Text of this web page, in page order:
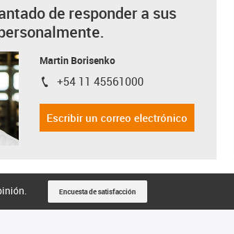
de responder a sus
Martin Borisenko
igus-icon-phone
+54 11 45561000
Escribir un correo electrónico
Encuesta de satisfacción